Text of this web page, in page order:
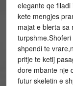
elegante qe
kete mengjes
majat e blerta sa
shpendi te
pritje te ketij
dore mbante nje
futur skeletin e